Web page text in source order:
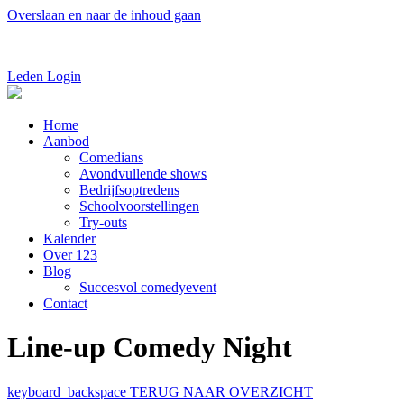
Overslaan en naar de inhoud gaan
Leden Login
Home
Aanbod
Comedians
Avondvullende shows
Bedrijfsoptredens
Schoolvoorstellingen
Try-outs
Kalender
Over 123
Blog
Succesvol comedyevent
Contact
Line-up Comedy Night
keyboard_backspace TERUG NAAR OVERZICHT